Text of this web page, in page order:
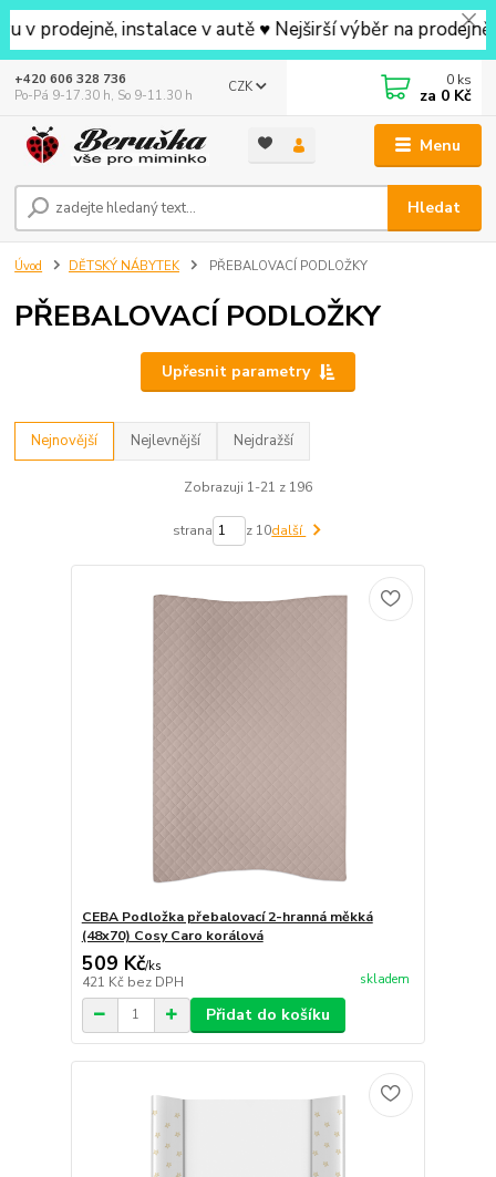
instalace v autě ♥ Nejširší výběr na prodejně v
Menu
CZK
Hledat
+420 606 328 736
Po-Pá 9-17.30 h, So 9-11.30 h
0 ks
za 0 Kč
Úvod DĚTSKÝ NÁBYTEK PŘEBALOVACÍ PODLOŽKY
PŘEBALOVACÍ PODLOŽKY
Upřesnit parametry
Nejnovější Nejlevnější Nejdražší
Zobrazuji 1-21 z 196
strana z 10další
CEBA Podložka přebalovací 2-hranná měkká
(48x70) Cosy Caro korálová
509 Kč/ks
421 Kč bez DPH skladem
Přidat do košíku